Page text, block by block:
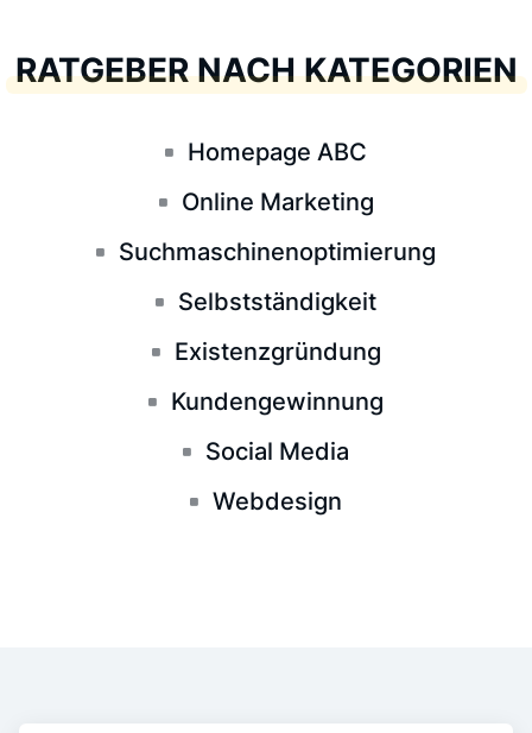
RATGEBER NACH KATEGORIEN
Homepage ABC
Online Marketing
Suchmaschinenoptimierung
Selbstständigkeit
Existenzgründung
Kundengewinnung
Social Media
Webdesign